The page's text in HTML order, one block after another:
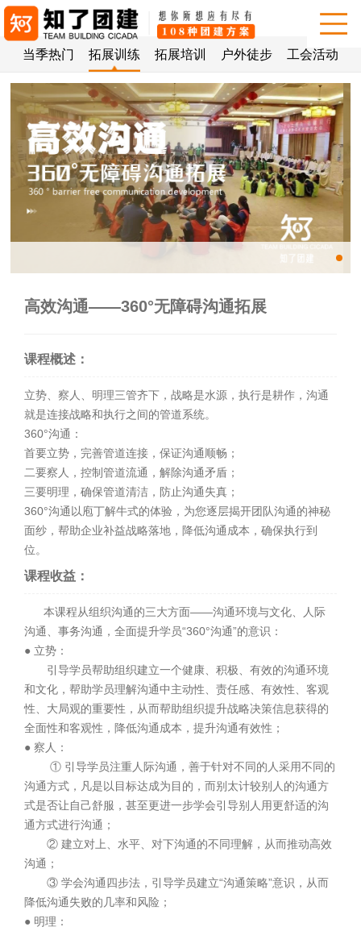
当季热门 拓展训练 拓展培训 户外徒步 工会活动
高效沟通——360°无障碍沟通拓展
课程概述：
立势、察人、明理三管齐下，战略是水源，执行是耕作，沟通
就是连接战略和执行之间的管道系统。
360°沟通：
首要立势，完善管道连接，保证沟通顺畅；
二要察人，控制管道流通，解除沟通矛盾；
三要明理，确保管道清洁，防止沟通失真；
360°沟通以庖丁解牛式的体验，为您逐层揭开团队沟通的神秘
面纱，帮助企业补益战略落地，降低沟通成本，确保执行到
位。
课程收益：
本课程从组织沟通的三大方面——沟通环境与文化、人际
沟通、事务沟通，全面提升学员“360°沟通”的意识：
● 立势：
引导学员帮助组织建立一个健康、积极、有效的沟通环境
和文化，帮助学员理解沟通中主动性、责任感、有效性、客观
性、大局观的重要性，从而帮助组织提升战略决策信息获得的
全面性和客观性，降低沟通成本，提升沟通有效性；
● 察人：
① 引导学员注重人际沟通，善于针对不同的人采用不同的
沟通方式，凡是以目标达成为目的，而别太计较别人的沟通方
式是否让自己舒服，甚至更进一步学会引导别人用更舒适的沟
通方式进行沟通；
② 建立对上、水平、对下沟通的不同理解，从而推动高效
沟通；
③ 学会沟通四步法，引导学员建立“沟通策略”意识，从而
降低沟通失败的几率和风险；
● 明理：